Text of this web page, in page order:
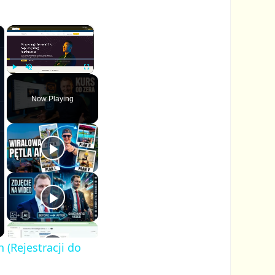
×
P
a
y
n
u
t
e
F
l
s
c
r
e
e
n
Now Playing
(Rejestracji do